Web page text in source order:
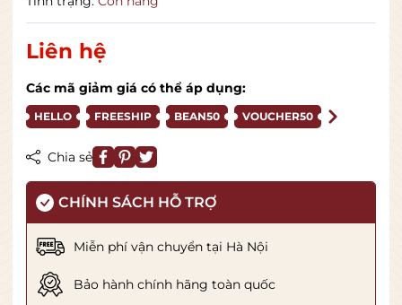
Liên hệ
Các mã giảm giá có thể áp dụng:
HELLO FREESHIP BEAN50 VOUCHER50
Chia sẻ
CHÍNH SÁCH HỖ TRỢ
Miễn phí vận chuyển tại Hà Nội
Bảo hành chính hãng toàn quốc